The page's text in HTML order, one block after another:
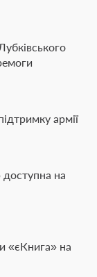
армії
на
«єКнига» на